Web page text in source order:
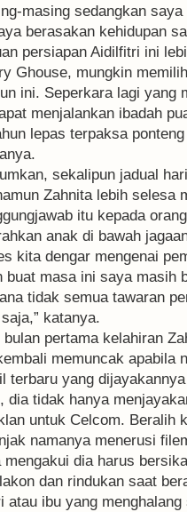
masing sedangkan
berasakan kehidupan
persiapan Aidilfitri ini
Ghouse, mungkin
ini. Seperkara lagi yang
menjalankan ibadah
lepas terpaksa
sekalipun jadual
Zahnita lebih selesa
itu kepada
anak di bawah
kita dengar mengenai
buat masa ini saya masih
tidak semua tawaran
katanya.
bulan pertama kelahiran
memuncak apabila
terbaru yang
dia tidak hanya
untuk Celcom. Beralih
namanya menerusi
mengakui dia harus
dan rindukan saat
atau ibu yang